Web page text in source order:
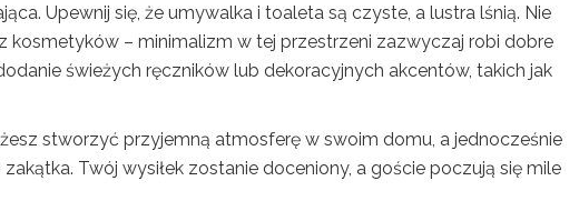
Upewnij się, że umywalka i toaleta są czyste, a lustra lśnią. Nie
kosmetyków – minimalizm w tej przestrzeni zazwyczaj robi dobre
świeżych ręczników lub dekoracyjnych akcentów, takich jak
stworzyć przyjemną atmosferę w swoim domu, a jednocześnie
Twój wysiłek zostanie doceniony, a goście poczują się mile